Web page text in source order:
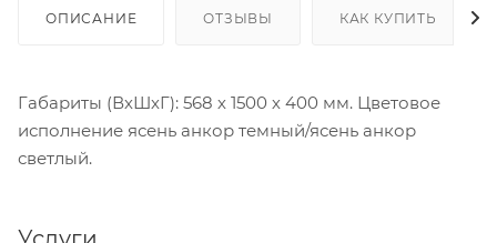
ОПИСАНИЕ ОТЗЫВЫ КАК КУПИТЬ
Габариты (ВхШхГ): 568 х 1500 х 400 мм. Цветовое
исполнение ясень анкор темный/ясень анкор
светлый.